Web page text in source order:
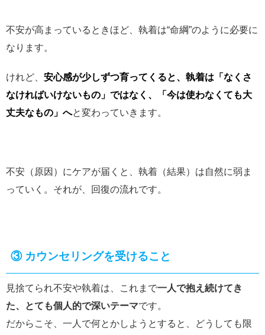
不安が高まっているときほど、執着は“命綱”のように必要に
なります。
けれど、 安心感が少しずつ育ってくると、執着は「なくさ
なければいけないもの」ではなく、「今は使わなくても大
丈夫なもの」へと変わっていきます。
不安（原因）にケアが届くと、執着（結果）は自然に弱ま
っていく。それが、回復の流れです。
③ カウンセリングを受けること
見捨てられ不安や執着は、これまで一人で抱え続けてき
た、とても個人的で深いテーマです。
だからこそ、一人で何とかしようとすると、どうしても限